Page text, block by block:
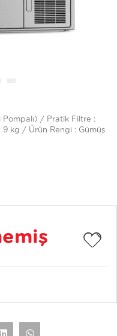
Pompalı) / Pratik Filtre :
9 kg / Ürün Rengi : Gümüş